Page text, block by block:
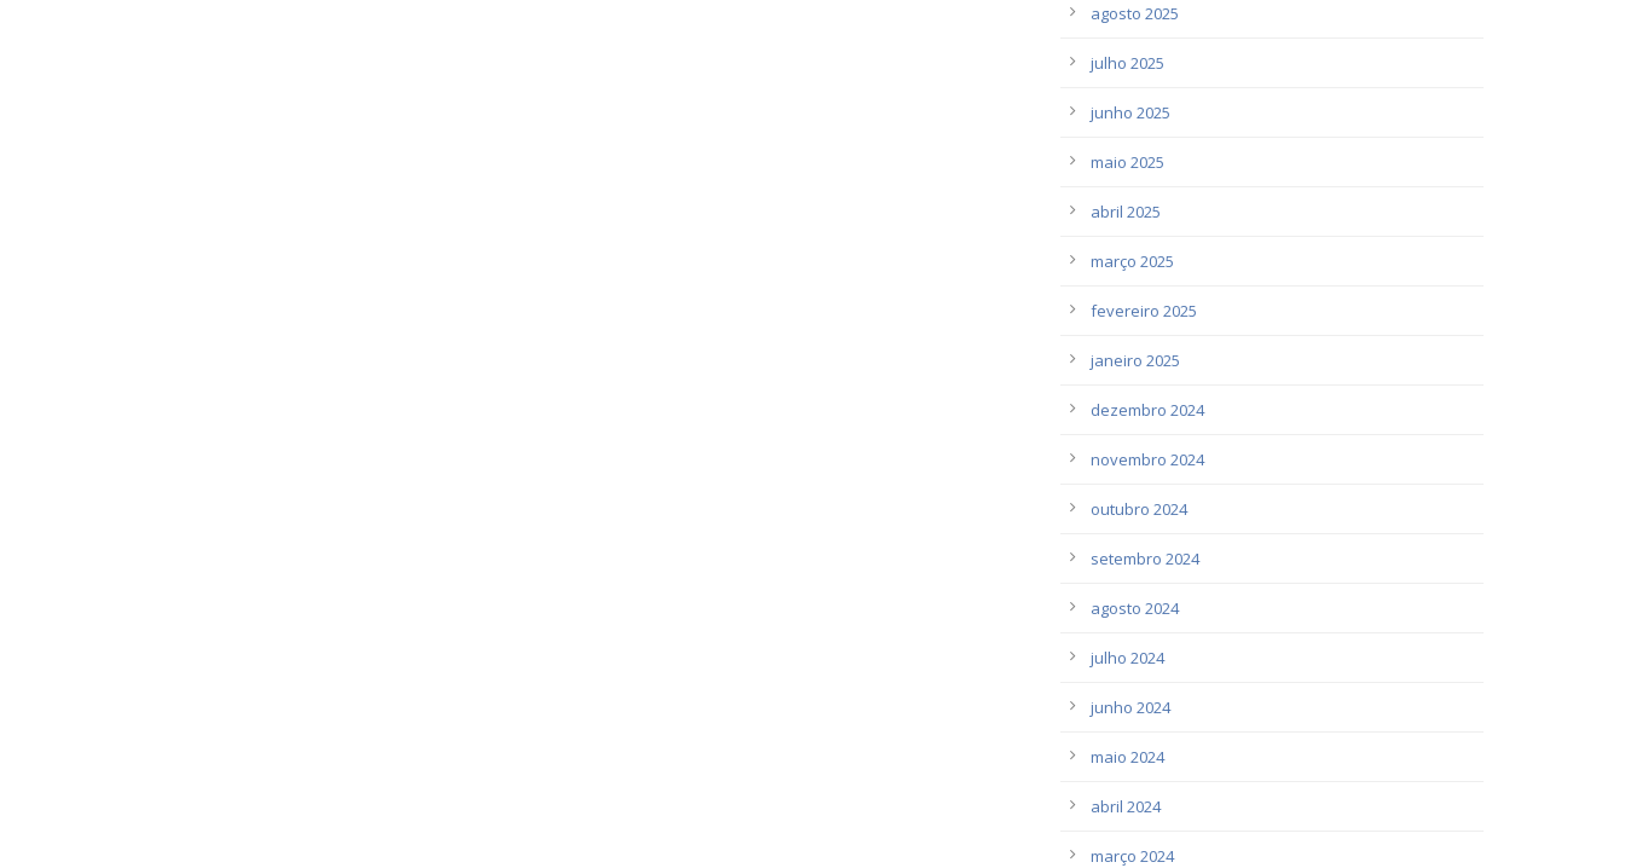
agosto 2025
julho 2025
junho 2025
maio 2025
abril 2025
março 2025
fevereiro 2025
janeiro 2025
dezembro 2024
novembro 2024
outubro 2024
setembro 2024
agosto 2024
julho 2024
junho 2024
maio 2024
abril 2024
março 2024